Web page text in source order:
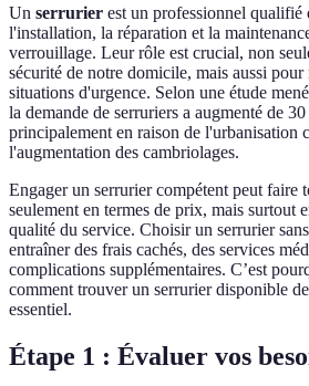
Un serrurier est un professionnel qualifié
l'installation, la réparation et la
verrouillage. Leur rôle est crucial, non
sécurité de notre domicile, mais aussi pour
situations d'urgence. Selon une étude
la demande de serruriers a augmenté de
principalement en raison de l'urbanisation
l'augmentation des cambriolages.
Engager un serrurier compétent peut faire
seulement en termes de prix, mais surtout
qualité du service. Choisir un serrurier
entraîner des frais cachés, des services
complications supplémentaires. C’est
comment trouver un serrurier disponible
essentiel.
Étape 1 : Évaluer vos